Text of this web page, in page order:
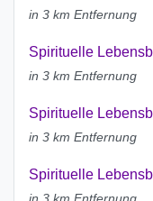
in 3 km Entfernung
Spirituelle
in 3 km Entfernung
Spirituelle
in 3 km Entfernung
Spirituelle